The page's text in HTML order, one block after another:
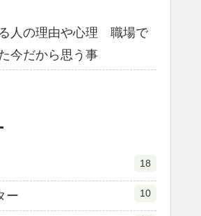
人の理由や心理 職場で
今だから思う事
18
ー 10